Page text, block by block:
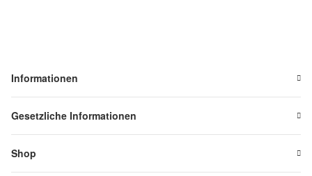
Informationen
Gesetzliche Informationen
Shop